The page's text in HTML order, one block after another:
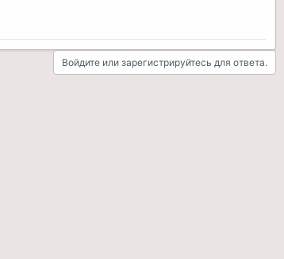
Войдите или зарегистрируйтесь для ответа.